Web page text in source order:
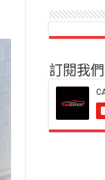
訂閱我